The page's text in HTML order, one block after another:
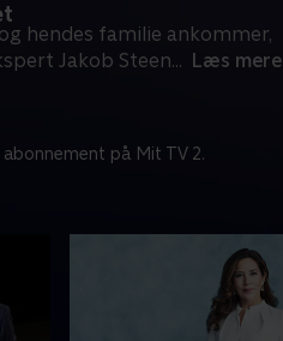
hendes familie ankommer,
Jakob Steen... Læs mere
på Mit TV 2.